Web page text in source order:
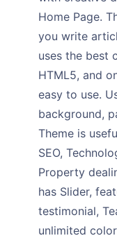
Home Page.
you write
uses the best
HTML5, and
easy to use.
background,
Theme is
SEO,
Property
has Slider,
testimonial,
unlimited